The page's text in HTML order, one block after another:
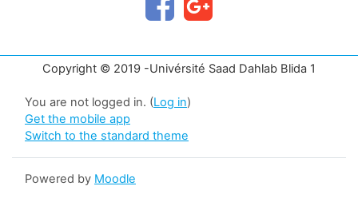
Copyright © 2019 -Univérsité Saad Dahlab Blida 1
You are not logged in. (Log in)
Get the mobile app
Switch to the standard theme
Powered by Moodle